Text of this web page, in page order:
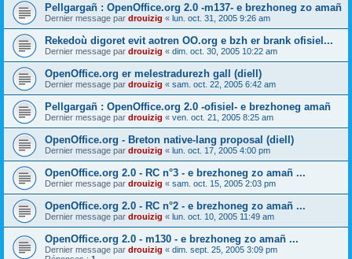
Pellgargañ : OpenOffice.org 2.0 -m137- e brezhoneg zo amañ
Dernier message par drouizig « lun. oct. 31, 2005 9:26 am
Rekedoù digoret evit aotren OO.org e bzh er brank ofisiel...
Dernier message par drouizig « dim. oct. 30, 2005 10:22 am
OpenOffice.org er melestradurezh gall (diell)
Dernier message par drouizig « sam. oct. 22, 2005 6:42 am
Pellgargañ : OpenOffice.org 2.0 -ofisiel- e brezhoneg amañ
Dernier message par drouizig « ven. oct. 21, 2005 8:25 am
OpenOffice.org - Breton native-lang proposal (diell)
Dernier message par drouizig « lun. oct. 17, 2005 4:00 pm
OpenOffice.org 2.0 - RC n°3 - e brezhoneg zo amañ ...
Dernier message par drouizig « sam. oct. 15, 2005 2:03 pm
OpenOffice.org 2.0 - RC n°2 - e brezhoneg zo amañ ...
Dernier message par drouizig « lun. oct. 10, 2005 11:49 am
OpenOffice.org 2.0 - m130 - e brezhoneg zo amañ ...
Dernier message par drouizig « dim. sept. 25, 2005 3:09 pm